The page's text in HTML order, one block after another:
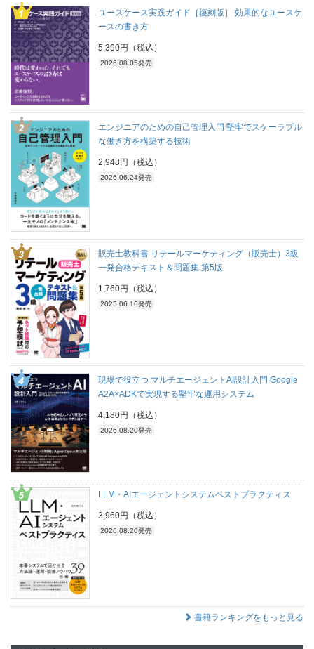
ユースケース実践ガイド［復刻版］ 効果的なユースケ
ースの書き方
5,390円（税込）
2026.08.05発売
エンジニアのための自己管理入門 堅牢でスケーラブル
な働き方を構築する技術
2,948円（税込）
2026.06.24発売
販売士教科書 リテールマーケティング（販売士）3級
一発合格テキスト＆問題集 第5版
1,760円（税込）
2025.06.16発売
現場で役立つ マルチエージェントAI設計入門 Google
A2A×ADKで実現する堅牢な運用システム
4,180円（税込）
2026.08.20発売
LLM・AIエージェントシステムベストプラクティス
3,960円（税込）
2026.08.20発売
書籍ランキングをもっと見る